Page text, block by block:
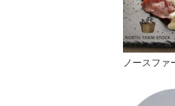
ノースファ